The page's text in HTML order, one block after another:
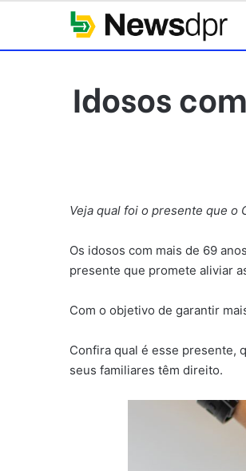
Idosos
Veja qual foi o presente que o
Os idosos com mais de 69
presente que promete aliviar
Com o objetivo de garantir
Confira qual é esse presente,
seus familiares têm direito.